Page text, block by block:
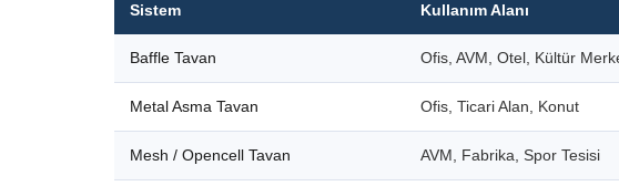
Sistem Kullanım Alanı
Baffle Tavan Ofis, AVM, Otel, Kültür
Metal Asma Tavan Ofis, Ticari Alan, Konut
Mesh / Opencell Tavan AVM, Fabrika, Spor Tesisi